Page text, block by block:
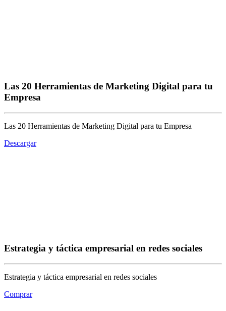
Las 20 Herramientas de Marketing Digital para tu
Empresa
Las 20 Herramientas de Marketing Digital para tu Empresa
Descargar
Estrategia y táctica empresarial en redes sociales
Estrategia y táctica empresarial en redes sociales
Comprar